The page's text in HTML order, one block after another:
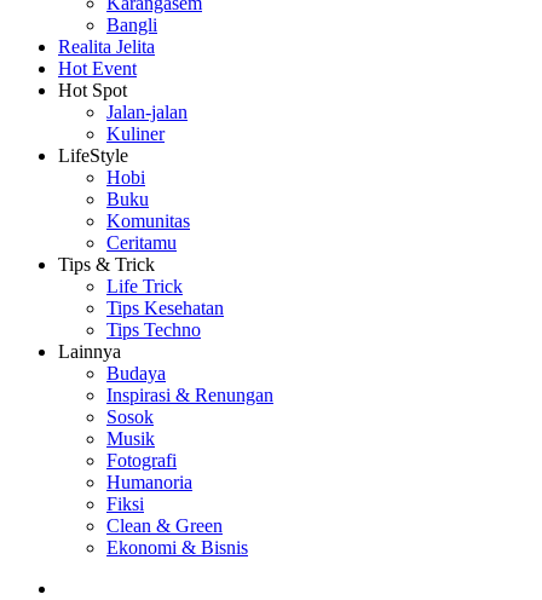
Bangli
Realita Jelita
Hot Event
Hot Spot
Jalan-jalan
Kuliner
LifeStyle
Hobi
Buku
Komunitas
Ceritamu
Tips & Trick
Life Trick
Tips Kesehatan
Tips Techno
Lainnya
Budaya
Inspirasi & Renungan
Sosok
Musik
Fotografi
Humanoria
Fiksi
Clean & Green
Ekonomi & Bisnis